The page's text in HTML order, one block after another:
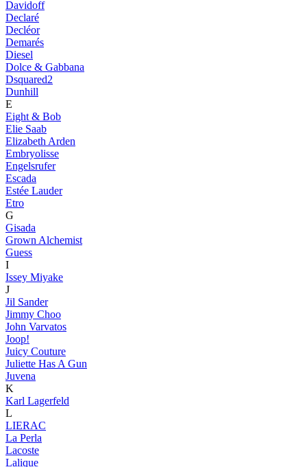
Davidoff
Declaré
Decléor
Demarés
Diesel
Dolce & Gabbana
Dsquared2
Dunhill
E
Eight & Bob
Elie Saab
Elizabeth Arden
Embryolisse
Engelsrufer
Escada
Estée Lauder
Etro
G
Gisada
Grown Alchemist
Guess
I
Issey Miyake
J
Jil Sander
Jimmy Choo
John Varvatos
Joop!
Juicy Couture
Juliette Has A Gun
Juvena
K
Karl Lagerfeld
L
LIERAC
La Perla
Lacoste
Lalique